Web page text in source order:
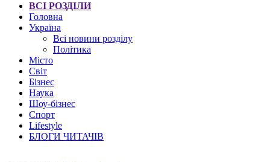
ВСІ РОЗДІЛИ
Головна
Україна
Всі новини розділу
Політика
Місто
Світ
Бізнес
Наука
Шоу-бізнес
Спорт
Lifestyle
БЛОГИ ЧИТАЧІВ